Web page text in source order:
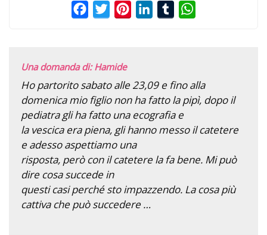
FacebookTwitterPinterestLinkedInTumblr
Una domanda di: Hamide
Ho partorito sabato alle 23,09 e fino alla
domenica mio figlio non ha fatto la pipì, dopo il
pediatra gli ha fatto una ecografia e
la vescica era piena, gli hanno messo il catetere
e adesso aspettiamo una
risposta, però con il catetere la fa bene. Mi può
dire cosa succede in
questi casi perché sto impazzendo. La cosa più
cattiva che può succedere …